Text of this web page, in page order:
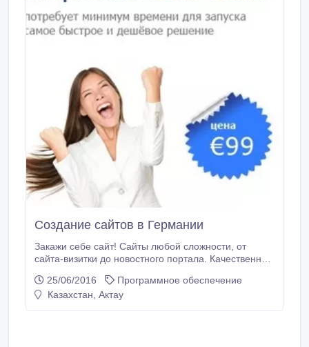
Создание сайтов в Германии
Закажи себе сайт! Сайты любой сложности, от
сайта-визитки до новостного портала. Качественное
Доступные цены, высокое качество!.
25/06/2016
Программное обеспечение
Казахстан, Актау